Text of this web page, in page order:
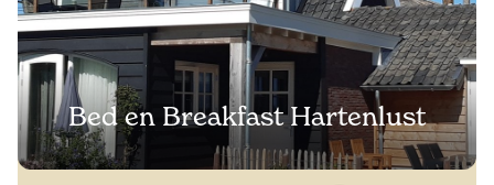
Bed en Breakfast Hartenlust